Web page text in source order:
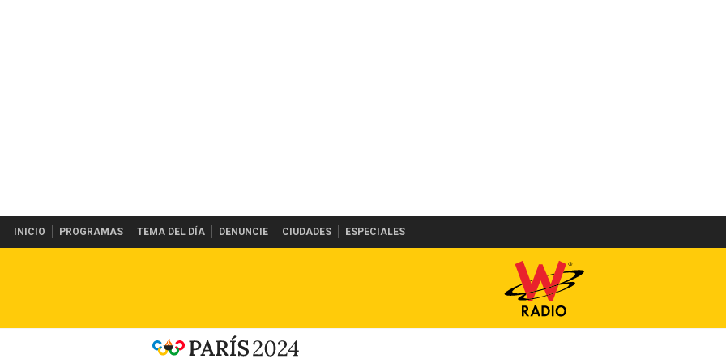
INICIO PROGRAMAS TEMA DEL DÍA DENUNCIE CIUDADES ESPECIALES